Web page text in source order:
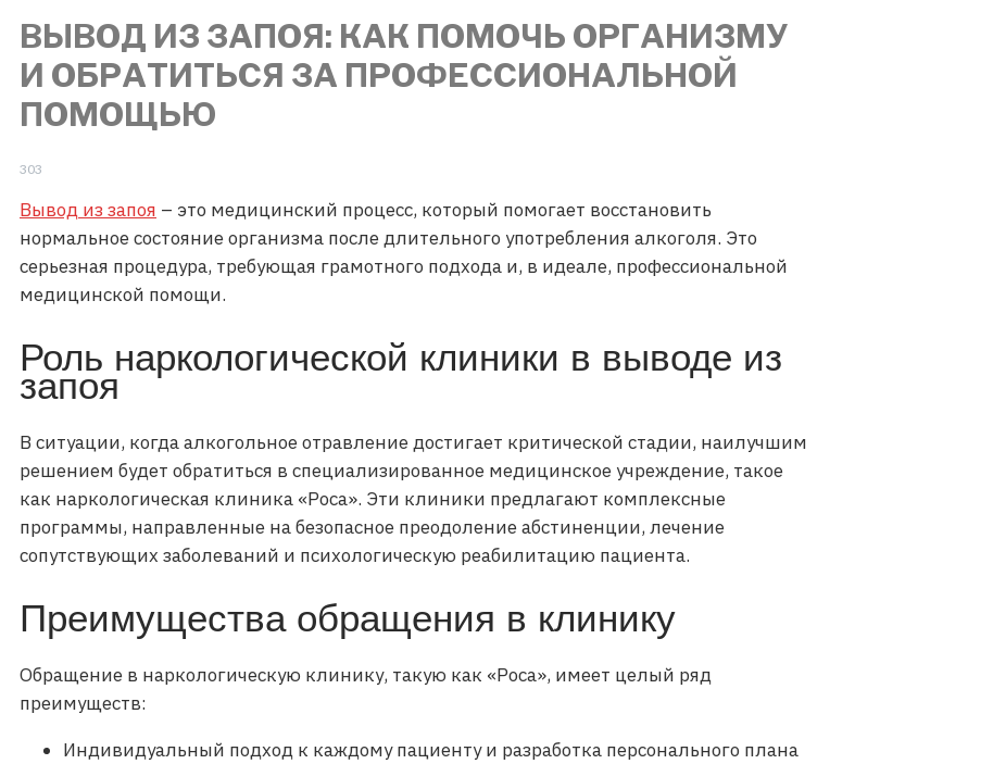
ВЫВОД ИЗ ЗАПОЯ: КАК ПОМОЧЬ ОРГАНИЗМУ
И ОБРАТИТЬСЯ ЗА ПРОФЕССИОНАЛЬНОЙ
ПОМОЩЬЮ
303
Вывод из запоя – это медицинский процесс, который помогает восстановить
нормальное состояние организма после длительного употребления алкоголя. Это
серьезная процедура, требующая грамотного подхода и, в идеале, профессиональной
медицинской помощи.
Роль наркологической клиники в выводе из
запоя
В ситуации, когда алкогольное отравление достигает критической стадии, наилучшим
решением будет обратиться в специализированное медицинское учреждение, такое
как наркологическая клиника «Роса». Эти клиники предлагают комплексные
программы, направленные на безопасное преодоление абстиненции, лечение
сопутствующих заболеваний и психологическую реабилитацию пациента.
Преимущества обращения в клинику
Обращение в наркологическую клинику, такую как «Роса», имеет целый ряд
преимуществ:
Индивидуальный подход к каждому пациенту и разработка персонального плана